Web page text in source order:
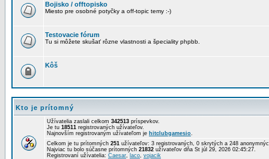
Bojisko / offtopisko
Miesto pre osobné potyčky a off-topic temy :-)
Testovacie fórum
Tu si môžete skušať rôzne vlastnosti a špeciality phpbb.
Kôš
Kto je prítomný
Užívatelia zaslali celkom 342513 príspevkov.
Je tu 18511 registrovaných užívateľov.
Najnovším registrovaným užívateľom je hitclubgamesio.
Celkom je tu prítomných 251 užívateľov: 3 registrovaných, 0 skrytých a 248
Najviac tu bolo súčasne prítomných 21832 užívateľov dňa St júl 29, 2026 02:45:27.
Registrovaní užívatelia: Caesar, laco, vojacik